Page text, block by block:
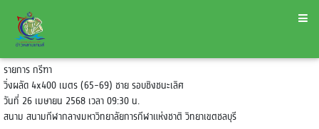
รายการ กรีฑา
วิ่งผลัด 4x400 เมตร (65-69) ชาย รอบชิงชนะเลิศ
วันที่ 26 เมษายน 2568 เวลา 09:30 น.
สนาม สนามกีฬากลางมหาวิทยาลัยการกีฬาแห่งชาติ วิทยาเขตชลบุรี